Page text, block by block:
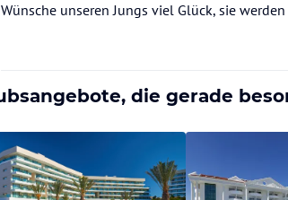
Wünsche unseren Jungs viel Glück, sie